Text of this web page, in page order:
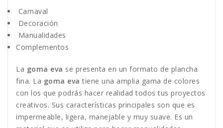
Carnaval
Decoración
Manualidades
Complementos
La goma eva se presenta en un formato de plancha
fina. La goma eva tiene una amplia gama de colores
con los que podrás hacer realidad todos tus proyectos
creativos. Sus características principales son que es
impermeable, ligera, manejable y muy suave. Es un